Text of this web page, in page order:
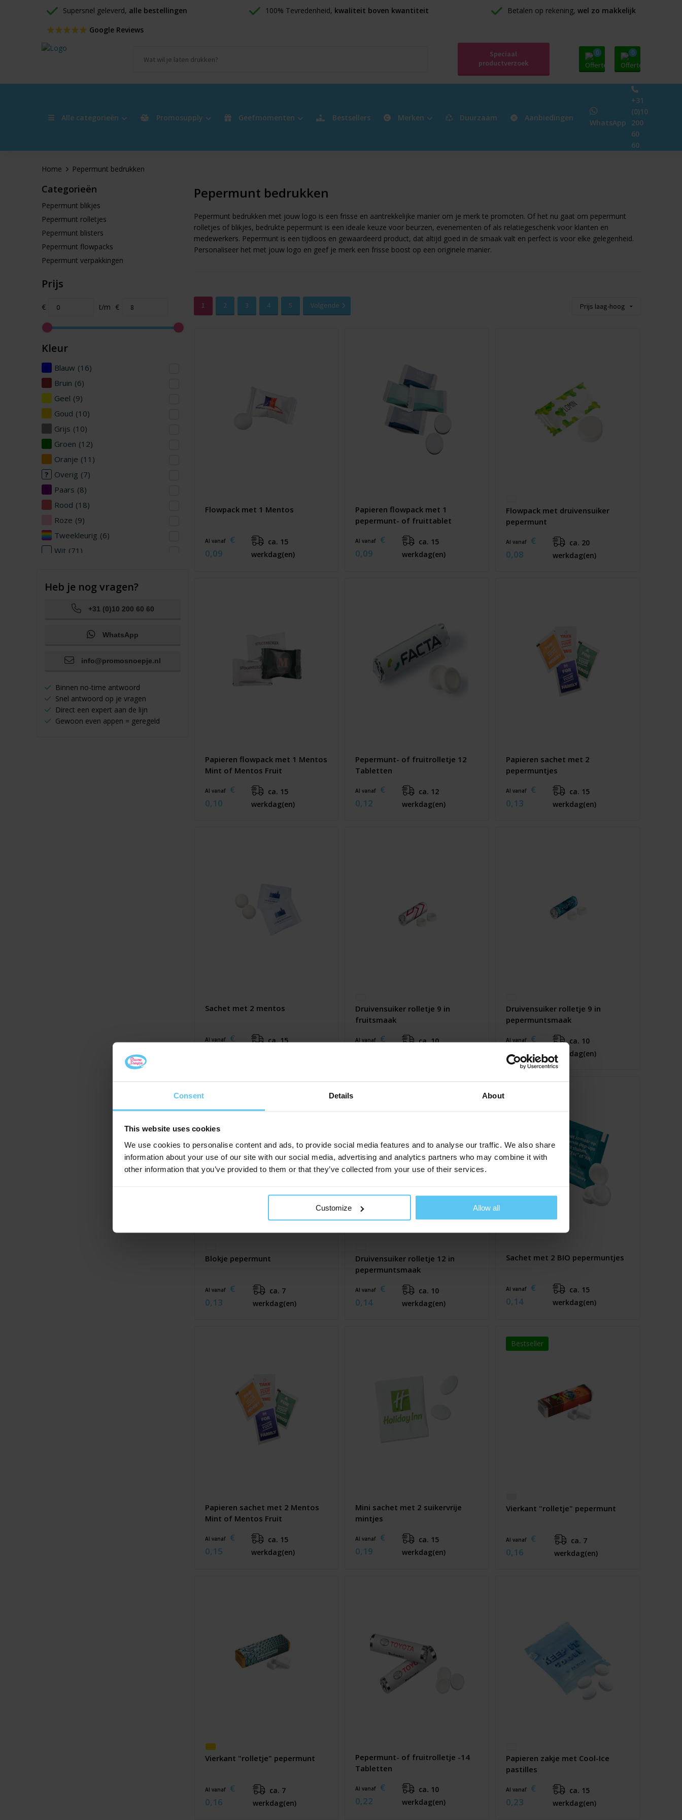
Consent Details About
This website uses cookies
We use cookies to personalise content and ads, to provide social media features and to analyse our traffic. We also share
information about your use of our site with our social media, advertising and analytics partners who may combine it with
other information that you’ve provided to them or that they’ve collected from your use of their services.
Customize Allow all
Supersnel geleverd, alle bestellingen 100% Tevredenheid, kwaliteit boven kwantiteit Betalen op rekening, wel zo makkelijk
Google Reviews
Speciaal
productverzoek
0 0
Alle categorieën Promosupply Geefmomenten Bestsellers Merken Duurzaam Aanbiedingen
WhatsApp
+31
(0)10
200
60
60
Home Pepermunt bedrukken
Categorieën
Pepermunt blikjes
Pepermunt rolletjes
Pepermunt blisters
Pepermunt flowpacks
Pepermunt verpakkingen
Prijs
€ t/m €
Kleur
Blauw (16)
Bruin (6)
Geel (9)
Goud (10)
Grijs (10)
Groen (12)
Oranje (11)
Overig (7)
Paars (8)
Rood (18)
Roze (9)
Tweekleurig (6)
Wit (71)
Zwart
Heb je nog vragen?
+31 (0)10 200 60 60
WhatsApp
info@promosnoepje.nl
Binnen no-time antwoord
Snel antwoord op je vragen
Direct een expert aan de lijn
Gewoon even appen = geregeld
Pepermunt bedrukken
Pepermunt bedrukken met jouw logo is een frisse en aantrekkelijke manier om je merk te promoten. Of het nu gaat om pepermunt
rolletjes of blikjes, bedrukte pepermunt is een ideale keuze voor beurzen, evenementen of als relatiegeschenk voor klanten en
medewerkers. Pepermunt is een tijdloos en gewaardeerd product, dat altijd goed in de smaak valt en perfect is voor elke gelegenheid.
Personaliseer het met jouw logo en geef je merk een frisse boost op een originele manier.
1 2 3 4 5 Volgende
Flowpack met 1 Mentos
Al vanaf
€
0,09
ca. 15
werkdag(en)
Papieren flowpack met 1
pepermunt- of fruittablet
Al vanaf
€
0,09
ca. 15
werkdag(en)
Flowpack met druivensuiker
pepermunt
Al vanaf
€
0,08
ca. 20
werkdag(en)
Papieren flowpack met 1 Mentos
Mint of Mentos Fruit
Al vanaf
€
0,10
ca. 15
werkdag(en)
Pepermunt- of fruitrolletje 12
Tabletten
Al vanaf
€
0,12
ca. 12
werkdag(en)
Papieren sachet met 2
pepermuntjes
Al vanaf
€
0,13
ca. 15
werkdag(en)
Sachet met 2 mentos
Al vanaf
€
ca. 15
Druivensuiker rolletje 9 in
fruitsmaak
Al vanaf
€
ca. 10
Druivensuiker rolletje 9 in
pepermuntsmaak
Al vanaf
€
0,13
ca. 10
werkdag(en)
Blokje pepermunt
Al vanaf
€
0,13
ca. 7
werkdag(en)
Druivensuiker rolletje 12 in
pepermuntsmaak
Al vanaf
€
0,14
ca. 10
werkdag(en)
Sachet met 2 BIO pepermuntjes
Al vanaf
€
0,14
ca. 15
werkdag(en)
Papieren sachet met 2 Mentos
Mint of Mentos Fruit
Al vanaf
€
0,15
ca. 15
werkdag(en)
Mini sachet met 2 suikervrije
mintjes
Al vanaf
€
0,19
ca. 15
werkdag(en)
Bestseller
Vierkant "rolletje" pepermunt
Al vanaf
€
0,16
ca. 7
werkdag(en)
Vierkant "rolletje" pepermunt
Al vanaf
€
0,16
ca. 7
werkdag(en)
Pepermunt- of fruitrolletje -14
Tabletten
Al vanaf
€
0,22
ca. 10
werkdag(en)
Papieren zakje met Cool-Ice
pastilles
Al vanaf
€
0,23
ca. 15
werkdag(en)